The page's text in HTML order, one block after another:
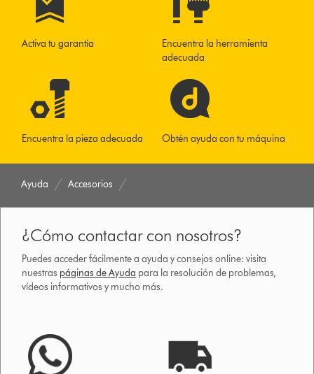
Activa tu garantía
Encuentra la herramienta
adecuada
Encuentra la pieza adecuada Obtén ayuda con tu máquina
Ayuda Accesorios
¿Cómo contactar con nosotros?
Puedes acceder fácilmente a ayuda y consejos online: visita
nuestras páginas de Ayuda para la resolución de problemas,
vídeos informativos y mucho más.